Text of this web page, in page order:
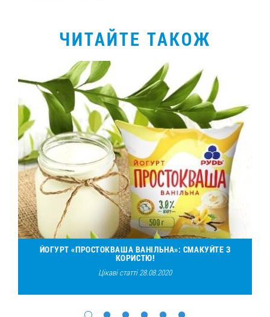
ЧИТАЙТЕ ТАКОЖ
ЙОГУРТ «ПРОСТОКВАША ВАНІЛЬНА»: СМАКУЙТЕ З
КОРИСТЮ!
Цікаві статті 28.08.2020